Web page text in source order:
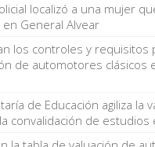
localizó a una mujer
General Alvear
los controles y requisitos
de automotores clásicos
de Educación agiliza la
convalidación de estudios